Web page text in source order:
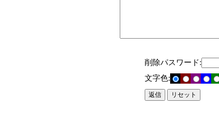
削除パスワード:
文字色: